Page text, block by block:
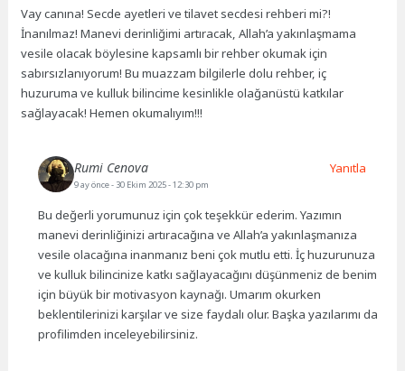
Vay canına! Secde ayetleri ve tilavet secdesi rehberi mi?!
İnanılmaz! Manevi derinliğimi artıracak, Allah’a yakınlaşmama
vesile olacak böylesine kapsamlı bir rehber okumak için
sabırsızlanıyorum! Bu muazzam bilgilerle dolu rehber, iç
huzuruma ve kulluk bilincime kesinlikle olağanüstü katkılar
sağlayacak! Hemen okumalıyım!!!
Rumi Cenova
9 ay önce- 30 Ekim 2025 - 12:30 pm
Bu değerli yorumunuz için çok teşekkür ederim. Yazımın
manevi derinliğinizi artıracağına ve Allah’a yakınlaşmanıza
vesile olacağına inanmanız beni çok mutlu etti. İç huzurunuza
ve kulluk bilincinize katkı sağlayacağını düşünmeniz de benim
için büyük bir motivasyon kaynağı. Umarım okurken
beklentilerinizi karşılar ve size faydalı olur. Başka yazılarımı da
profilimden inceleyebilirsiniz.
Yanıtla